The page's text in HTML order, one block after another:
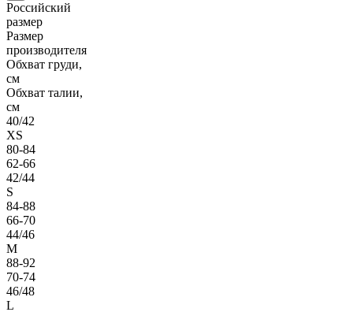
Российский
размер
Размер
производителя
Обхват груди,
см
Обхват талии,
см
40/42
XS
80-84
62-66
42/44
S
84-88
66-70
44/46
M
88-92
70-74
46/48
L